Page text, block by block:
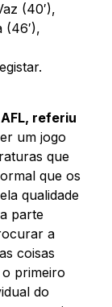
(40′),
(46′),
referiu
um jogo
que
que os
qualidade
parte
a
coisas
primeiro
do